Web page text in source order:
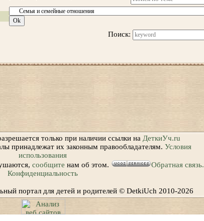
Поиск:
только при наличии ссылки на ДеткиУч.ru
принадлежат их законным правообладателям. Условия
использования
сообщите нам об этом.
Обратная связь.
Конфиденциальность
портал для детей и родителей © DetkiUch 2010-2026